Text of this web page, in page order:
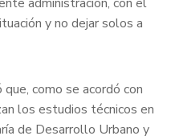
y no dejar solos a
como se acordó con
los estudios técnicos en
de Desarrollo Urbano y